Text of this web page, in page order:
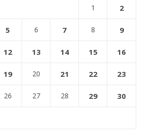
1 2
5 6 7 8 9
12 13 14 15 16
19 20 21 22 23
26 27 28 29 30